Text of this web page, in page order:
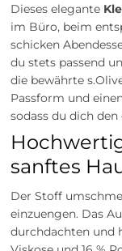
Dieses elegante
im Büro, beim
schicken
du stets passend
die bewährte
Passform und
sodass du dich
sanftes
Der Stoff
einzuengen. Das
durchdachten und